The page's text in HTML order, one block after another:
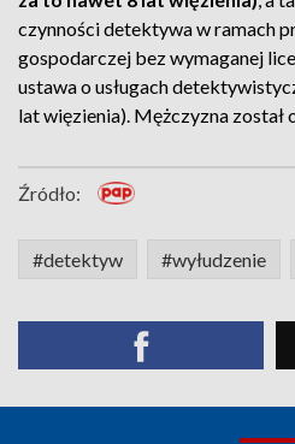
czynności detektywa w ramach
gospodarczej bez wymaganej
ustawa o usługach
lat więzienia). Mężczyzna
Źródło:
#detektyw #wyłudzenie